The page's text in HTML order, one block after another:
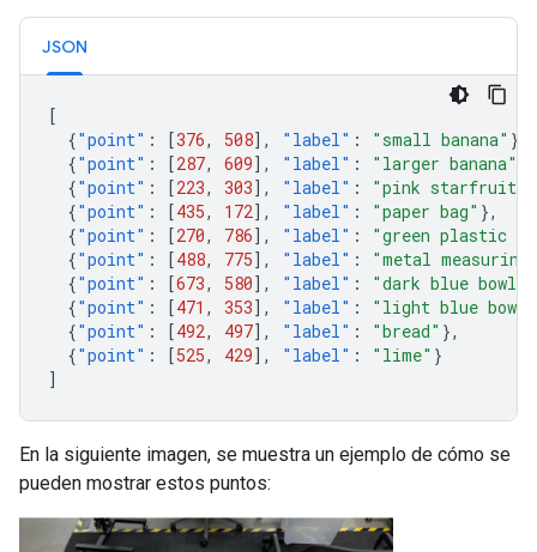
JSON
[
{"point" : [376, 508], "label" : "small banana" },
{"point" : [287, 609], "label" : "larger banana"
{"point" : [223, 303], "label" : "pink starfruit"
{"point" : [435, 172], "label" : "paper bag" },
{"point" : [270, 786], "label" :
"green plastic
{"point" : [488, 775], "label" :
"metal measuring
{"point" : [673, 580], "label" : "dark blue bowl"
{"point" : [471 , 353], "label" :
"light blue bowl"
{"point" : [492, 497], "label" : "bread" },
{"point" : [525, 429], "label" : "lime" }
]
En la siguiente imagen, se muestra un ejemplo de cómo se
pueden mostrar estos puntos: